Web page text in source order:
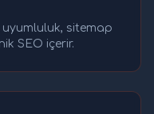
uyumluluk, sitemap
SEO içerir.